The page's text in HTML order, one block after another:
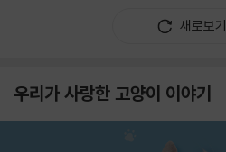
새로보기
우리가 사랑한 고양이 이야기